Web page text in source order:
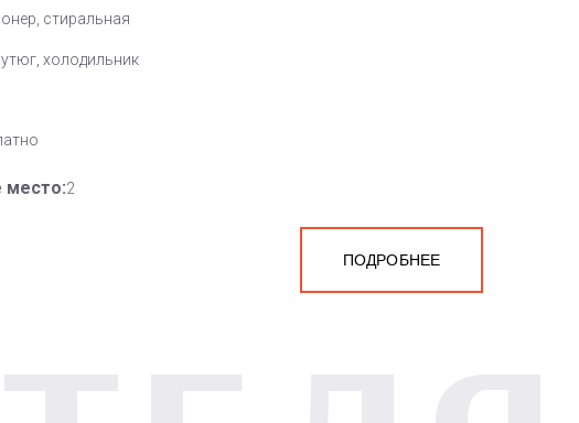
стиральная
холодильник
место:2
ПОДРОБНЕЕ